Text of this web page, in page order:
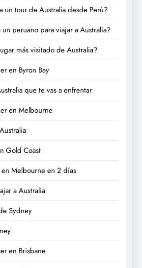
un tour de Australia desde Perú?
peruano para viajar a Australia?
más visitado de Australia?
en Byron Bay
que te vas a enfrentar
en Melbourne
Gold Coast
en Melbourne en 2 días
a Australia
Sydney
en Brisbane